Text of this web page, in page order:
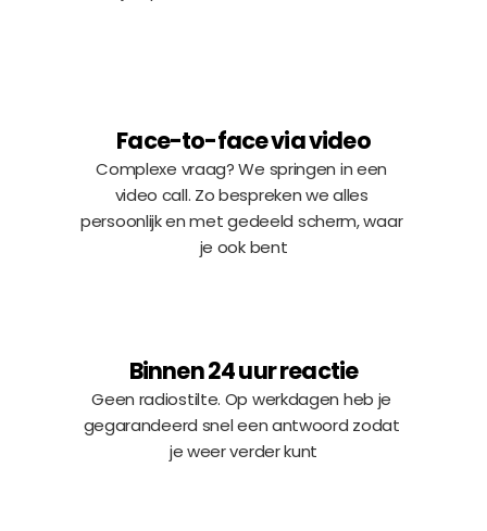
Face-to-face via video
Complexe vraag? We springen in een
video call. Zo bespreken we alles
persoonlijk en met gedeeld scherm, waar
je ook bent
Binnen 24 uur reactie
Geen radiostilte. Op werkdagen heb je
gegarandeerd snel een antwoord zodat
je weer verder kunt